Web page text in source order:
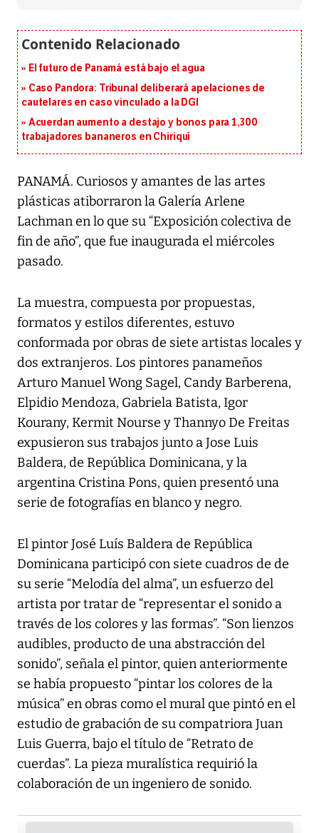
El futuro de Panamá está bajo el agua
Caso Pandora: Tribunal deliberará apelaciones de
cautelares en caso vinculado a la DGI
Acuerdan aumento a destajo y bonos para 1,300
trabajadores bananeros en Chiriquí
PANAMÁ. Curiosos y amantes de las artes
plásticas atiborraron la Galería Arlene
Lachman en lo que su “Exposición colectiva de
fin de año”, que fue inaugurada el miércoles
pasado.
La muestra, compuesta por propuestas,
formatos y estilos diferentes, estuvo
conformada por obras de siete artistas locales y
dos extranjeros. Los pintores panameños
Arturo Manuel Wong Sagel, Candy Barberena,
Elpidio Mendoza, Gabriela Batista, Igor
Kourany, Kermit Nourse y Thannyo De Freitas
expusieron sus trabajos junto a Jose Luis
Baldera, de República Dominicana, y la
argentina Cristina Pons, quien presentó una
serie de fotografías en blanco y negro.
El pintor José Luís Baldera de República
Dominicana participó con siete cuadros de de
su serie “Melodía del alma”, un esfuerzo del
artista por tratar de “representar el sonido a
través de los colores y las formas”. “Son lienzos
audibles, producto de una abstracción del
sonido”, señala el pintor, quien anteriormente
se había propuesto “pintar los colores de la
música” en obras como el mural que pintó en el
estudio de grabación de su compatriora Juan
Luis Guerra, bajo el título de “Retrato de
cuerdas”. La pieza muralística requirió la
colaboración de un ingeniero de sonido.